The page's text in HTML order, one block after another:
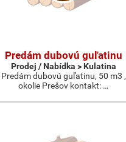
Predám dubovú guľatinu
Prodej / Nabídka > Kulatina
Predám dubovú guľatinu, 50 m3 ,
okolie Prešov kontakt: …